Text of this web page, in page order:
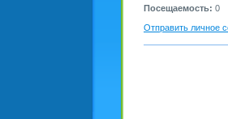
Посещаемость: 0
Отправить личное